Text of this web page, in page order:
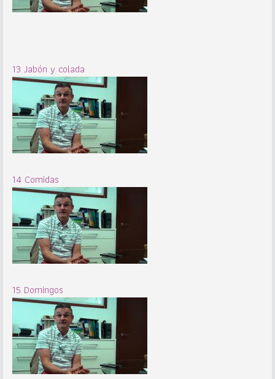
13 Jabón y colada
14 Comidas
15 Domingos